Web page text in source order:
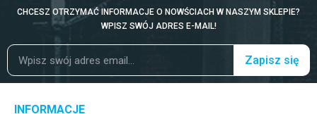
CHCESZ OTRZYMAĆ INFORMACJE O NOWŚCIACH W NASZYM SKLEPIE?
WPISZ SWÓJ ADRES E-MAIL!
Zapisz się
INFORMACJE